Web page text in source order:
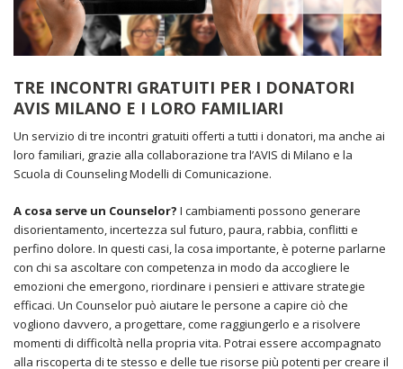
TRE INCONTRI GRATUITI PER I DONATORI
AVIS MILANO E I LORO FAMILIARI
Un servizio di tre incontri gratuiti offerti a tutti i donatori, ma anche ai
loro familiari, grazie alla collaborazione tra l’AVIS di Milano e la
Scuola di Counseling Modelli di Comunicazione.
A cosa serve un Counselor? I cambiamenti possono generare
disorientamento, incertezza sul futuro, paura, rabbia, conflitti e
perfino dolore. In questi casi, la cosa importante, è poterne parlarne
con chi sa ascoltare con competenza in modo da accogliere le
emozioni che emergono, riordinare i pensieri e attivare strategie
efficaci. Un Counselor può aiutare le persone a capire ciò che
vogliono davvero, a progettare, come raggiungerlo e a risolvere
momenti di difficoltà nella propria vita. Potrai essere accompagnato
alla riscoperta di te stesso e delle tue risorse più potenti per creare il